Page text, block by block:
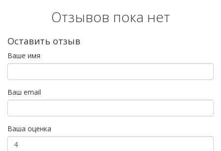
Отзывов пока нет
Оставить отзыв
Ваше имя
Ваш email
Ваша оценка